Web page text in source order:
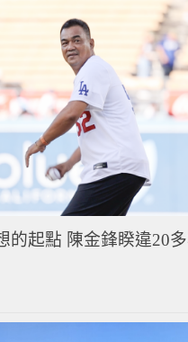
的起點 陳金鋒睽違20